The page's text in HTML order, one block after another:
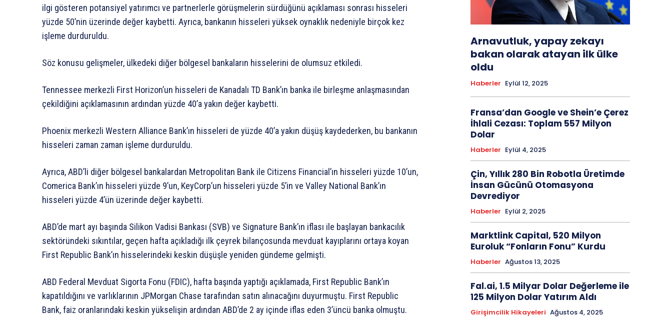
ilgi gösteren potansiyel yatırımcı ve partnerlerle görüşmelerin sürdüğünü açıklaması sonrası hisseleri
yüzde 50’nin üzerinde değer kaybetti. Ayrıca, bankanın hisseleri yüksek oynaklık nedeniyle birçok kez
işleme durduruldu.
Söz konusu gelişmeler, ülkedeki diğer bölgesel bankaların hisselerini de olumsuz etkiledi.
Tennessee merkezli First Horizon’un hisseleri de Kanadalı TD Bank’ın banka ile birleşme anlaşmasından
çekildiğini açıklamasının ardından yüzde 40’a yakın değer kaybetti.
Phoenix merkezli Western Alliance Bank’ın hisseleri de yüzde 40’a yakın düşüş kaydederken, bu bankanın
hisseleri zaman zaman işleme durduruldu.
Ayrıca, ABD’li diğer bölgesel bankalardan Metropolitan Bank ile Citizens Financial’ın hisseleri yüzde 10’un,
Comerica Bank’ın hisseleri yüzde 9’un, KeyCorp’un hisseleri yüzde 5’in ve Valley National Bank’ın
hisseleri yüzde 4’ün üzerinde değer kaybetti.
ABD’de mart ayı başında Silikon Vadisi Bankası (SVB) ve Signature Bank’ın iflası ile başlayan bankacılık
sektöründeki sıkıntılar, geçen hafta açıkladığı ilk çeyrek bilançosunda mevduat kayıplarını ortaya koyan
First Republic Bank’ın hisselerindeki keskin düşüşle yeniden gündeme gelmişti.
ABD Federal Mevduat Sigorta Fonu (FDIC), hafta başında yaptığı açıklamada, First Republic Bank’ın
kapatıldığını ve varlıklarının JPMorgan Chase tarafından satın alınacağını duyurmuştu. First Republic
Bank, faiz oranlarındaki keskin yükselişin ardından ABD’de 2 ay içinde iflas eden 3’üncü banka olmuştu.
Arnavutluk, yapay zekayı
bakan olarak atayan ilk ülke
oldu
Haberler Eylül 12, 2025
Fransa’dan Google ve Shein’e Çerez
İhlali Cezası: Toplam 557 Milyon
Dolar
Haberler Eylül 4, 2025
Çin, Yıllık 280 Bin Robotla Üretimde
İnsan Gücünü Otomasyona
Devrediyor
Haberler Eylül 2, 2025
Marktlink Capital, 520 Milyon
Euroluk “Fonların Fonu” Kurdu
Haberler Ağustos 13, 2025
Fal.ai, 1.5 Milyar Dolar Değerleme ile
125 Milyon Dolar Yatırım Aldı
Girişimcilik Hikayeleri Ağustos 4, 2025